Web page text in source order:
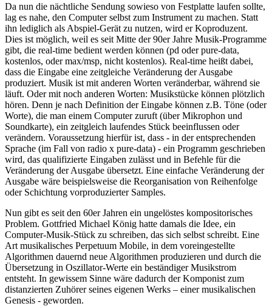
Da nun die nächtliche Sendung sowieso von Festplatte laufen sollte,
lag es nahe, den Computer selbst zum Instrument zu machen. Statt
ihn lediglich als Abspiel-Gerät zu nutzen, wird er Koproduzent.
Dies ist möglich, weil es seit Mitte der 90er Jahre Musik-Programme
gibt, die real-time bedient werden können (pd oder pure-data,
kostenlos, oder max/msp, nicht kostenlos). Real-time heißt dabei,
dass die Eingabe eine zeitgleiche Veränderung der Ausgabe
produziert. Musik ist mit anderen Worten veränderbar, während sie
läuft. Oder mit noch anderen Worten: Musikstücke können plötzlich
hören. Denn je nach Definition der Eingabe können z.B. Töne (oder
Worte), die man einem Computer zuruft (über Mikrophon und
Soundkarte), ein zeitgleich laufendes Stück beeinflussen oder
verändern. Voraussetzung hierfür ist, dass - in der entsprechenden
Sprache (im Fall von radio x pure-data) - ein Programm geschrieben
wird, das qualifizierte Eingaben zulässt und in Befehle für die
Veränderung der Ausgabe übersetzt. Eine einfache Veränderung der
Ausgabe wäre beispielsweise die Reorganisation von Reihenfolge
oder Schichtung vorproduzierter Samples.
Nun gibt es seit den 60er Jahren ein ungelöstes kompositorisches
Problem. Gottfried Michael König hatte damals die Idee, ein
Computer-Musik-Stück zu schreiben, das sich selbst schreibt. Eine
Art musikalisches Perpetuum Mobile, in dem voreingestellte
Algorithmen dauernd neue Algorithmen produzieren und durch die
Übersetzung in Oszillator-Werte ein beständiger Musikstrom
entsteht. In gewissem Sinne wäre dadurch der Komponist zum
distanzierten Zuhörer seines eigenen Werks – einer musikalischen
Genesis - geworden.